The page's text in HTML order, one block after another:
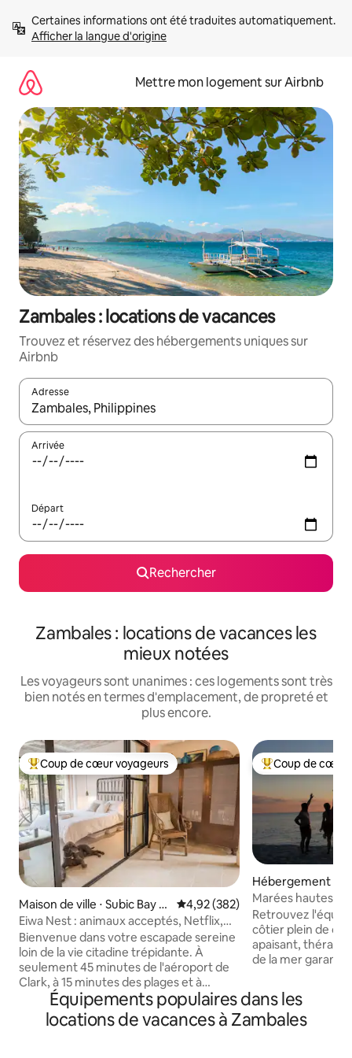
directement
Afficher la langue d'origine
Mettre mon logement sur Airbnb
Zambales : locations de vacances
Trouvez et réservez des hébergements uniques sur
Airbnb
Adresse
Lorsque les résultats s'affichent, utilisez les flèches vers le
Arrivée
Départ
Rechercher
Zambales : locations de vacances les
mieux notées
Les voyageurs sont unanimes : ces logements sont très
bien notés en termes d'emplacement, de propreté et
plus encore.
Coups de cœur voyageurs les plus appréciés
Coup de cœur voyageurs
Maison de ville ⋅ Subic Bay Fr
eeport Zone
Évaluation moyenne sur la
4,92 (382)
Eiwa Nest : animaux acceptés, Netflix,
petit déjeuner, baignoire !
Bienvenue dans votre escapade sereine
loin de la vie citadine trépidante. À
seulement 45 minutes de l'aéroport de
Clark, à 15 minutes des plages et à
5 minutes de Royal Duty Free, cette
suite confortable de 30 mètres carrés
s'ouvre sur un patio avec une baignoire
Coups de cœur
Coup de cœur
Hébergement ⋅
Marées hautes et
Retrouvez
côtier plein de charme.
apaisant,
de la mer garanti,
télétravail dans
cela, il vous
secondes pour
Équipements populaires dans les
locations de vacances à Zambales